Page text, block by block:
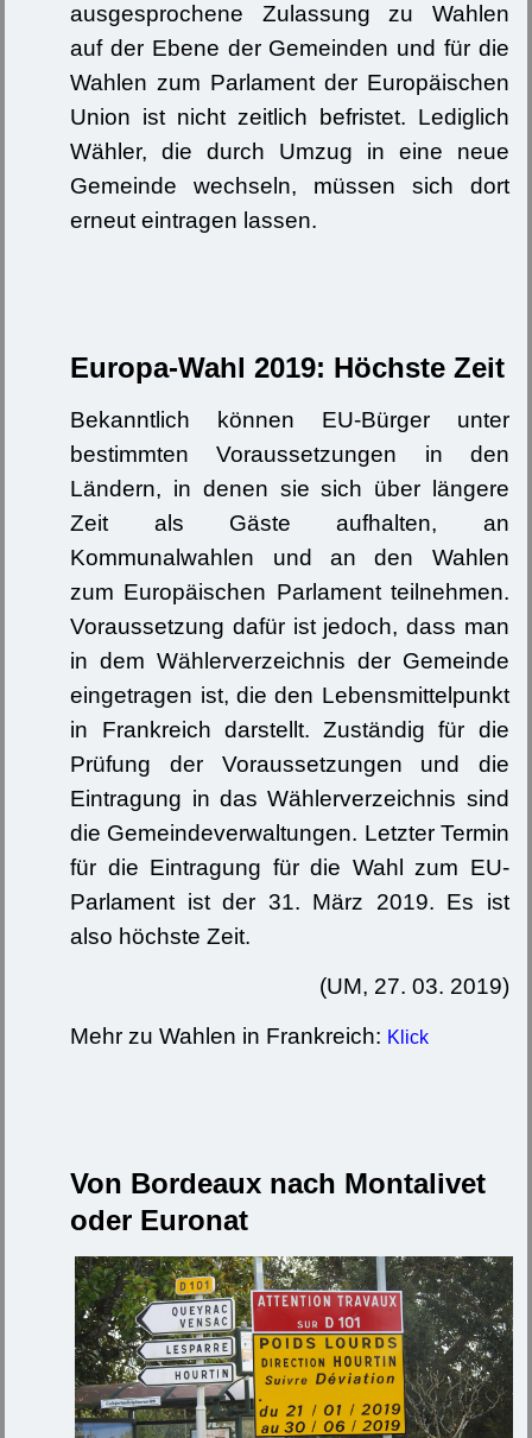
ausgesprochene Zulassung zu Wahlen
auf der Ebene der Gemeinden und für die
Wahlen zum Parlament der Europäischen
Union ist nicht zeitlich befristet. Lediglich
Wähler, die durch Umzug in eine neue
Gemeinde wechseln, müssen sich dort
erneut eintragen lassen.
Europa-Wahl 2019: Höchste Zeit
Bekanntlich können EU-Bürger unter
bestimmten Voraussetzungen in den
Ländern, in denen sie sich über längere
Zeit als Gäste aufhalten, an
Kommunalwahlen und an den Wahlen
zum Europäischen Parlament teilnehmen.
Voraussetzung dafür ist jedoch, dass man
in dem Wählerverzeichnis der Gemeinde
eingetragen ist, die den Lebensmittelpunkt
in Frankreich darstellt. Zuständig für die
Prüfung der Voraussetzungen und die
Eintragung in das Wählerverzeichnis sind
die Gemeindeverwaltungen. Letzter Termin
für die Eintragung für die Wahl zum EU-
Parlament ist der 31. März 2019. Es ist
also höchste Zeit.
(UM, 27. 03. 2019)
Mehr zu Wahlen in Frankreich: Klick
Von Bordeaux nach Montalivet
oder Euronat